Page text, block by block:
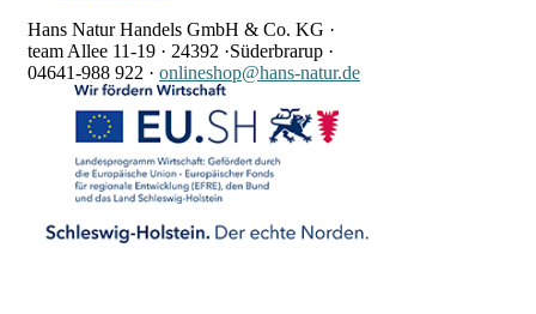
Hans Natur Handels GmbH & Co. KG ·
team Allee 11-19 · 24392 ·Süderbrarup ·
04641-988 922 · onlineshop@hans-natur.de